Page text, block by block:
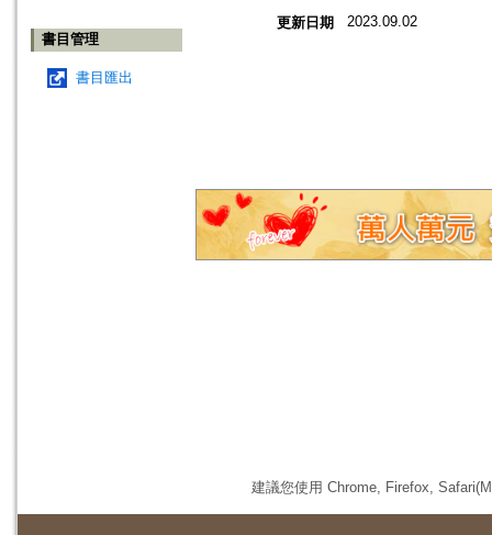
書目管理
書目匯出
更新日期 2023.09.02
建議您使用 Chrome, Firefox,